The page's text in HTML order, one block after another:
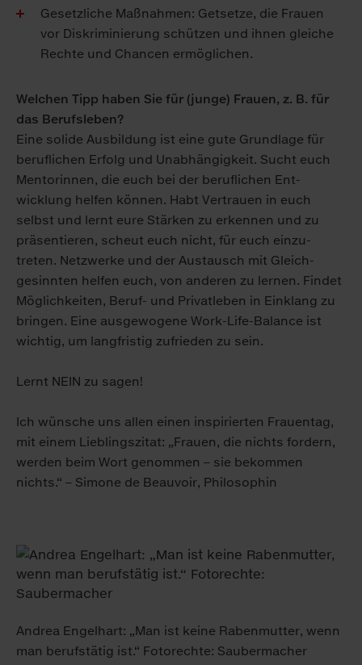
Gesetzliche Maß­nahmen: Get­setze, die Frauen
vor Dis­kriminierung schützen und ihnen gleiche
Rechte und Chancen er­möglichen.
Welchen Tipp haben Sie für (junge) Frauen, z. B. für
das Berufsleben?
Eine solide Aus­bildung ist eine gute Grund­lage für
beruflichen Erfolg und Un­abhängigkeit. Sucht euch
Mentorinnen, die euch bei der be­ruflichen Ent­
wicklung helfen können. Habt Ver­trauen in euch
selbst und lernt eure Stärken zu er­kennen und zu
präsentieren, scheut euch nicht, für euch ein­zu­
treten. Netz­werke und der Aus­tausch mit Gleich­
gesinnten helfen euch, von anderen zu lernen. Findet
Möglich­keiten, Beruf- und Privat­leben in Ein­klang zu
bringen. Eine aus­gewogene Work-Life-Balance ist
wichtig, um lang­fristig zu­frieden zu sein.
Lernt NEIN zu sagen!
Ich wünsche uns allen einen inspirierten Frauen­tag,
mit einem Lieblings­zitat: „Frauen, die nichts fordern,
werden beim Wort ge­nommen – sie be­kommen
nichts.“ – Simone de Beauvoir, Philosophin
Andrea Engelhart: „Man ist keine Rabenmutter, wenn
man berufstätig ist.“ Fotorechte: Saubermacher